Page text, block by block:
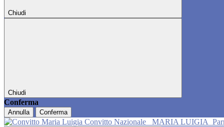
Chiudi
Chiudi
Conferma
Annulla Conferma
Convitto Nazionale MARIA LUIGIA